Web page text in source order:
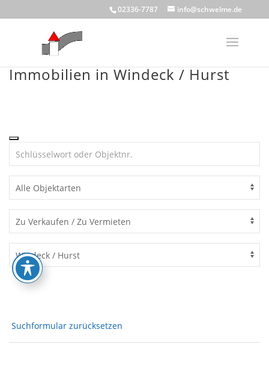
to
02336-7787 info@schwelme.de
Immobilien in Windeck / Hurst
Suchformular zurücksetzen